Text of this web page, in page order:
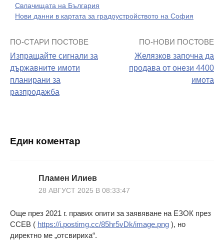
Свлачищата на България
Нови данни в картата за градоустройството на София
Навигация
на
поста
ПО-СТАРИ ПОСТОВЕ
Изпращайте сигнали за
държавните имоти
планирани за
разпродажба
ПО-НОВИ ПОСТОВЕ
Желязков започна да
продава от онези 4400
имота
Един коментар
Пламен Илиев
28 АВГУСТ 2025 В 08:33:47
Още през 2021 г. правих опити за заявяване на ЕЗОК през
ССЕВ ( https://i.postimg.cc/85hr5vDk/image.png ), но
директно ме „отсвириха“.